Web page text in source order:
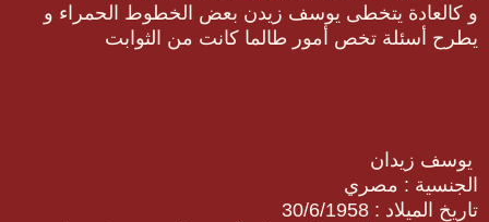
و كالعادة يتخطى يوسف زيدن بعض الخطوط الحمراء و
يطرح أسئلة تخص أمور طالما كانت من الثوابت
يوسف زيدان
الجنسية : مصري
تاريخ الميلاد : 30/6/1958